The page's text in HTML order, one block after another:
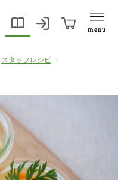
menu
スタッフレシピ